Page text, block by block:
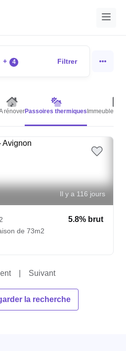
+ 4 Filtrer
rénoverPassoires thermiques Immeubles
Il y a 116 jours
5.8% brut
de 73m2
Suivant
la recherche